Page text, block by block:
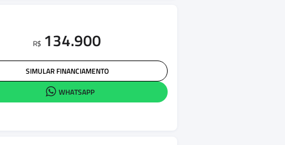
R$ 134.900
SIMULAR FINANCIAMENTO
WHATSAPP